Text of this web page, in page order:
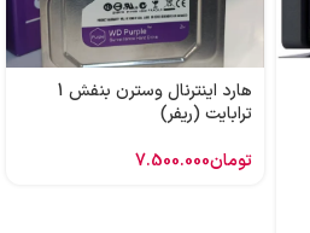
هارد اینترنال وسترن بنفش 1
ترابایت (ریفر)
تومان7.500.000